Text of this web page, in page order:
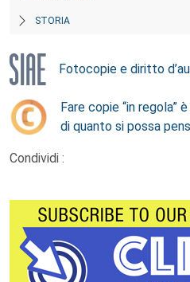
STORIA
Fotocopie e diritto
Fare copie “in regola”
di quanto si possa
Condividi :